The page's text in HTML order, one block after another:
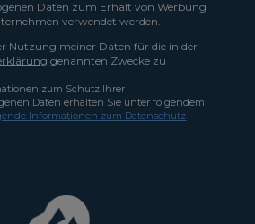
Daten zum Erhalt von Werbung
verwendet werden.
Nutzung meiner Daten für die in der
genannten Zwecke zu
zum Schutz Ihrer
Daten erhalten Sie unter folgendem
Informationen zum Datenschutz